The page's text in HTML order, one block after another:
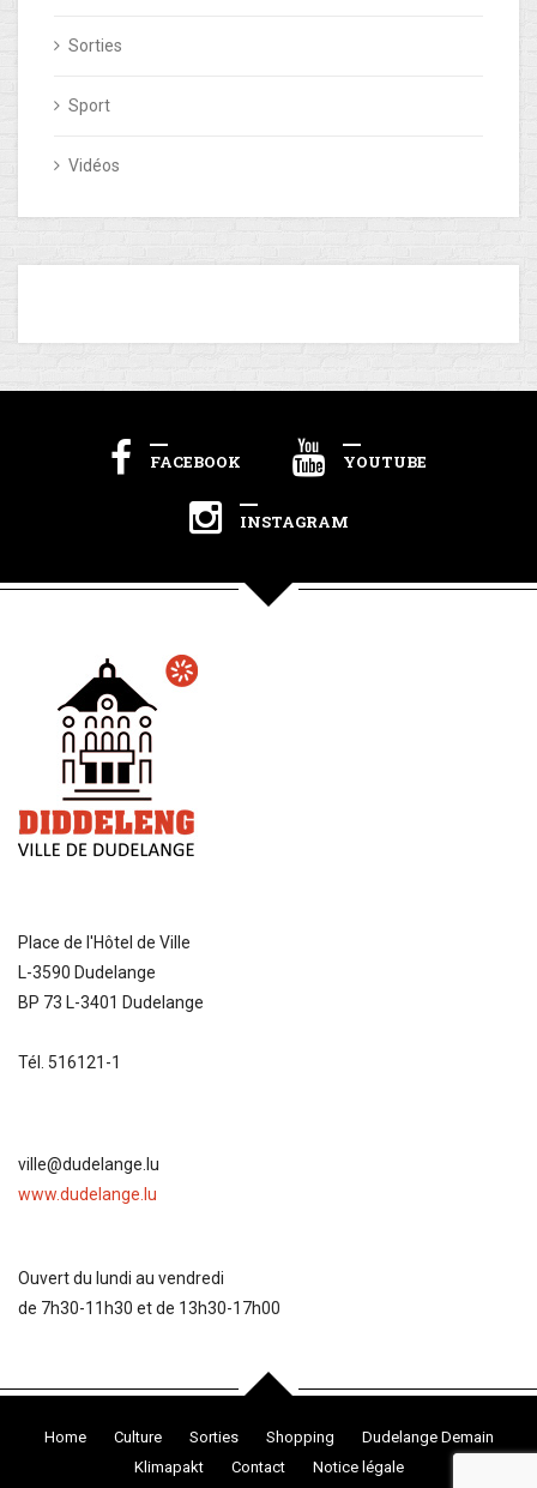
Sorties
Sport
Vidéos
FACEBOOK YOUTUBE
INSTAGRAM
Place de l'Hôtel de Ville
L-3590 Dudelange
BP 73 L-3401 Dudelange
Tél. 516121-1
ville@dudelange.lu
www.dudelange.lu
Ouvert du lundi au vendredi
de 7h30-11h30 et de 13h30-17h00
Home Culture Sorties Shopping
Dudelange Demain
Klimapakt
Contact Notice légale